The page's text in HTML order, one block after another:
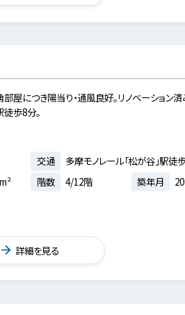
屋につき陽当り・通風良好。リノベーション
徒歩8分。
交通
多摩モノレール「松が谷」駅徒
階数 4/12階 築年月
詳細を見る